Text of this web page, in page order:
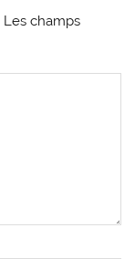
Les champs